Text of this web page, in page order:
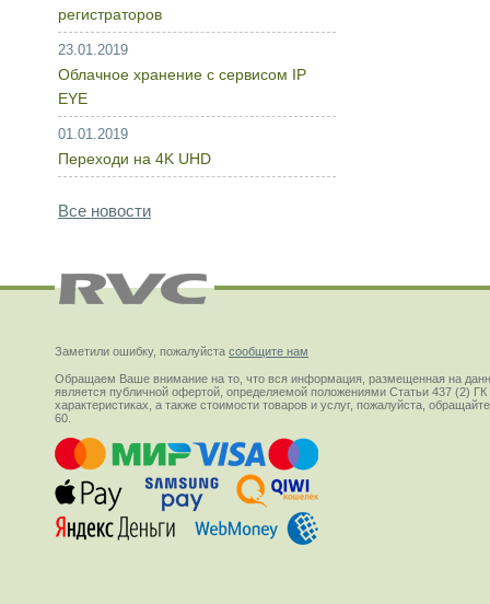
регистраторов
23.01.2019
Облачное хранение с сервисом IP
EYE
01.01.2019
Переходи на 4K UHD
Все новости
Заметили ошибку, пожалуйста сообщите нам
Обращаем Ваше внимание на то, что вся информация, размещенная на
является публичной офертой, определяемой положениями Статьи 437 (2)
характеристиках, а также стоимости товаров и услуг, пожалуйста,
60.